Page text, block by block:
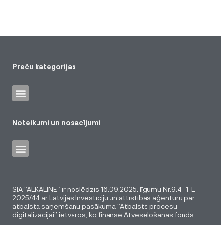
Preču kategorijas
Noteikumi un nosacījumi
SIA “ALKALINE” ir noslēdzis 16.09.2025. līgumu Nr.9.4- 1-L-
2025/44 ar Latvijas Investīciju un attīstības aģentūru par
atbalsta saņemšanu pasākuma “Atbalsts procesu
digitalizācijai” ietvaros, ko finansē Atveseļošanas fonds.